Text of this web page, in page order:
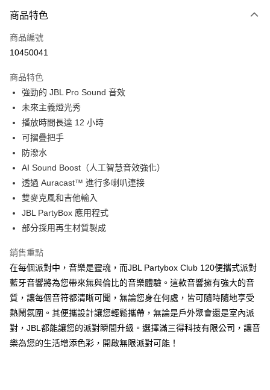
商品特色
商品編號
10450041
商品特色
強勁的 JBL Pro Sound 音效
未來主義燈光秀
播放時間長達 12 小時
可摺疊把手
防潑水
AI Sound Boost（人工智慧音效強化）
透過 Auracast™ 進行多喇叭連接
雙麥克風和吉他輸入
JBL PartyBox 應用程式
部分採用再生材質製成
銷售重點
在每個派對中，音樂是靈魂，而JBL Partybox Club 120便攜式派對
藍牙音響將為您帶來無與倫比的音樂體驗。這款音響擁有強大的音
質，讓每個音符都清晰可聞，無論您身在何處，皆可隨時隨地享受
熱鬧氛圍。其便攜設計讓您輕鬆攜帶，無論是戶外聚會還是室內派
對，JBL都能讓您的派對瞬間升級。選擇滿三得科技有限公司，讓音
樂為您的生活增添色彩，開啟無限派對可能！